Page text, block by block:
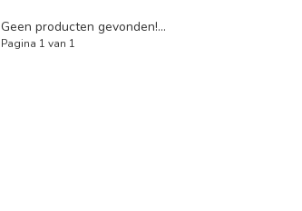
Geen producten gevonden!...
Pagina 1 van 1